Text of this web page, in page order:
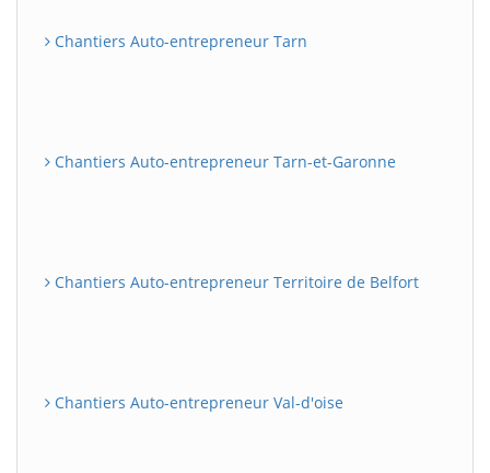
Chantiers Auto-entrepreneur Tarn
Chantiers Auto-entrepreneur Tarn-et-Garonne
Chantiers Auto-entrepreneur Territoire de Belfort
Chantiers Auto-entrepreneur Val-d'oise